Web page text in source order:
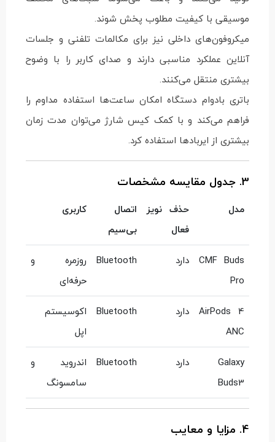
موسیقی با کیفیت مطلوب پخش شوند.
میکروفون‌های داخلی نیز برای مکالمات تلفنی و جلسات
آنلاین عملکرد مناسبی دارند و صدای کاربر را با وضوح
بیشتری منتقل می‌کنند.
باتری بادوام دستگاه امکان ساعت‌ها استفاده مداوم را
فراهم می‌کند و با کمک کیس شارژ می‌توان مدت زمان
بیشتری از ایربادها استفاده کرد.
3. جدول مقایسه مشخصات
مدل
حذف نویز
فعال
اتصال
بی‌سیم
کاربری
CMF Buds
Pro
دارد Bluetooth
روزمره و
حرفه‌ای
AirPods 4
ANC
دارد Bluetooth
اکوسیستم
اپل
Galaxy
Buds3
دارد Bluetooth
اندروید و
سامسونگ
4. مزایا و معایب